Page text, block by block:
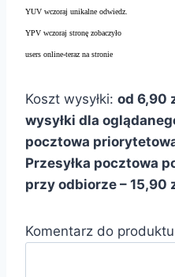
YUV wczoraj unikalne odwiedz.
YPV wczoraj stronę zobaczyło
users online-teraz na stronie
Koszt wysyłki: od 6,90
wysyłki dla
pocztowa
Przesyłka pocztowa
przy odbiorze – 15,90
Komentarz do